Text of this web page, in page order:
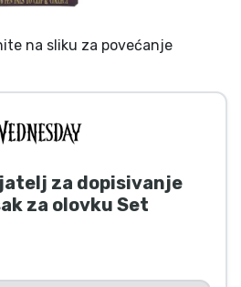
na sliku za povećanje
za dopisivanje
za olovku Set